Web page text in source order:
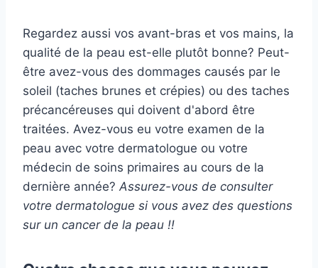
Regardez aussi vos avant-bras et vos mains, la
qualité de la peau est-elle plutôt bonne? Peut-
être avez-vous des dommages causés par le
soleil (taches brunes et crépies) ou des taches
précancéreuses qui doivent d'abord être
traitées. Avez-vous eu votre examen de la
peau avec votre dermatologue ou votre
médecin de soins primaires au cours de la
dernière année? Assurez-vous de consulter
votre dermatologue si vous avez des questions
sur un cancer de la peau !!